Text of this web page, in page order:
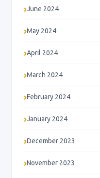
June 2024
May 2024
April 2024
March 2024
February 2024
January 2024
December 2023
November 2023